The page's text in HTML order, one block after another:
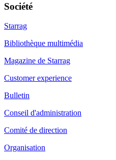
Société
Starrag
Bibliothèque multimédia
Magazine de Starrag
Customer experience
Bulletin
Conseil d'administration
Comité de direction
Organisation